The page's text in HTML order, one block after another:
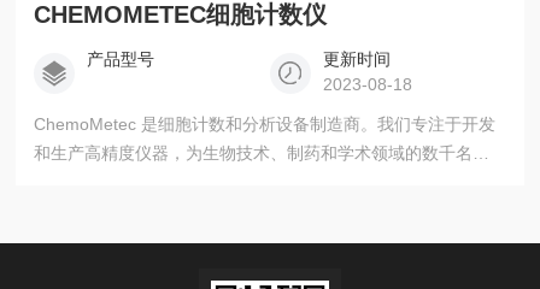
CHEMOMETEC细胞计数仪
产品型号
更新时间
2023-08-18
ChemoMetec 是细胞计数和分析设备制造商。我们专注于开发
和生产高精度仪器，为生物技术、制药和学术领域的数千名客